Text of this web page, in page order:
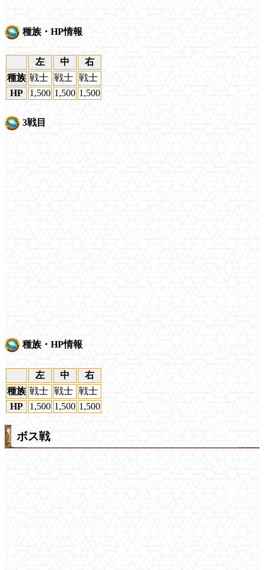
種族・HP情報
左 中
右
種族 戦士 戦士 戦士
HP
1,500 1,500 1,500
3戦目
種族・HP情報
左 中
右
種族 戦士 戦士 戦士
HP
1,500 1,500 1,500
ボス戦